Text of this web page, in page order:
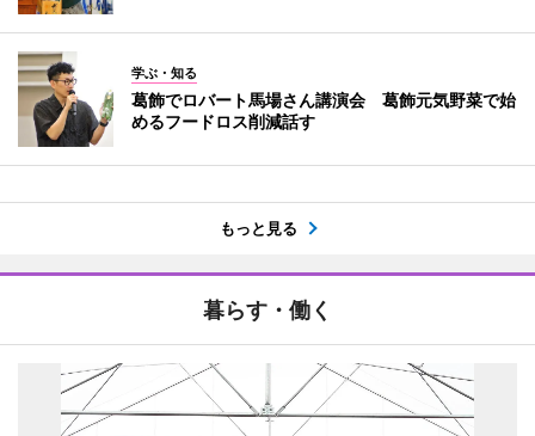
学ぶ・知る
葛飾でロバート馬場さん講演会 葛飾元気野菜で始
めるフードロス削減話す
もっと見る
暮らす・働く